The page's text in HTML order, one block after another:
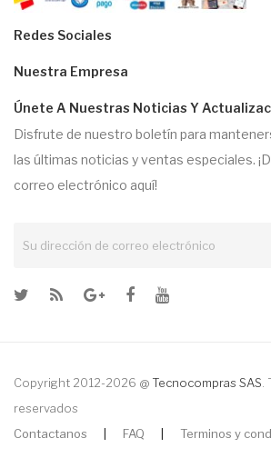
Redes Sociales
Nuestra Empresa
Únete A Nuestras Noticias Y
Disfrute de nuestro boletín para
las últimas noticias y ventas especiales.
correo electrónico aquí!
Copyright 2012-2026 @ Tecnocompras SAS
reservados
Contactanos
FAQ Terminos y